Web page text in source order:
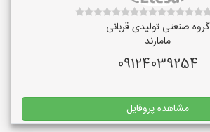
گروه صنعتی تولیدی قربانی
مامازند
09124039254
مشاهده پروفایل